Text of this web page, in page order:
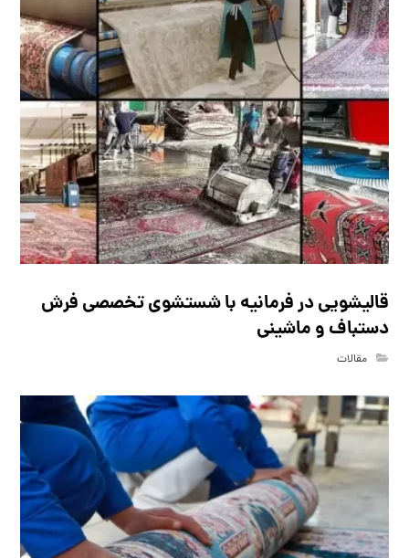
قالیشویی در فرمانیه با شستشوی تخصصی فرش
دستباف و ماشینی
مقالات